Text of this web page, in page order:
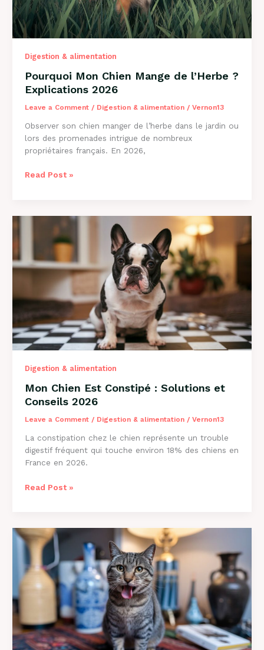
Digestion & alimentation
Pourquoi Mon Chien Mange de l’Herbe ?
Explications 2026
Leave a Comment / Digestion & alimentation/ Vernon13
Observer son chien manger de l’herbe dans le jardin ou
lors des promenades intrigue de nombreux
propriétaires français. En 2026,
Pourquoi
l’Herbe
Explications
2026
Read Post »
Digestion & alimentation
Mon Chien Est Constipé : Solutions et
Conseils 2026
Leave a Comment / Digestion & alimentation/ Vernon13
La constipation chez le chien représente un trouble
digestif fréquent qui touche environ 18% des chiens en
France en 2026.
Mon
:
Solutions
Conseils
2026
Read Post »